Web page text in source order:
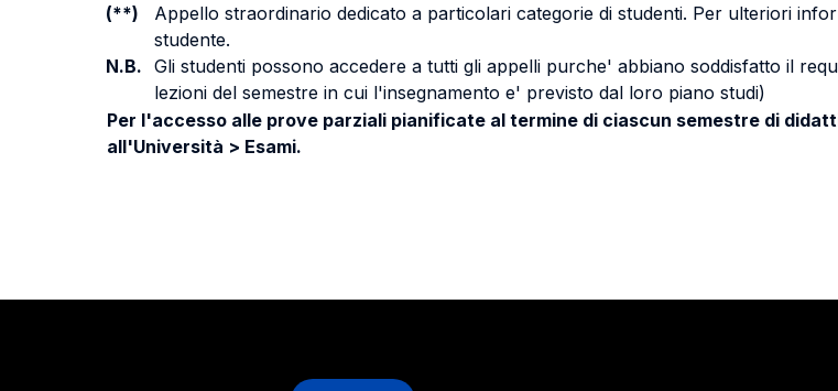
(**)
Appello straordinario dedicato a particolari categorie di studenti. Per ulteriori
studente.
N.B. Gli studenti possono accedere a tutti gli appelli purche' abbiano soddisfatto il
lezioni del semestre in cui l'insegnamento e' previsto dal loro piano studi)
Per l'accesso alle prove parziali pianificate al termine di ciascun semestre di
all'Università > Esami.